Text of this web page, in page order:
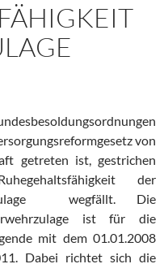
von
getreten ist, gestrichen
der
wegfällt. Die
ist für die
mit dem 01.01.2008
Dabei richtet sich die